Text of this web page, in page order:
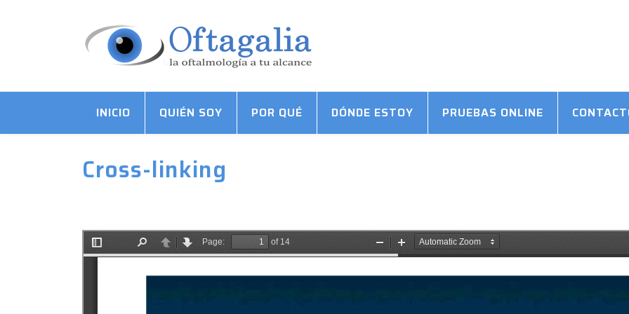
INICIO QUIÉN SOY POR QUÉ DÓNDE ESTOY PRUEBAS ONLINE
Cross-linking